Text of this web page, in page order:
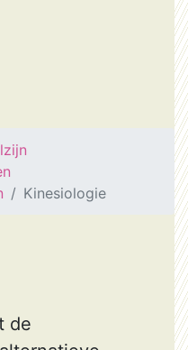
Kinesiologie
de